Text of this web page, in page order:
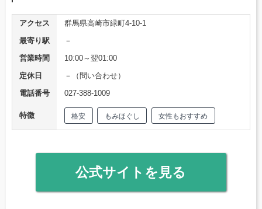
アクセス
群馬県高崎市緑町4-10-1
最寄り駅
－
営業時間
10:00～翌01:00
定休日
－（問い合わせ）
電話番号
027-388-1009
特徴 格安 もみほぐし 女性もおすすめ
公式サイトを見る